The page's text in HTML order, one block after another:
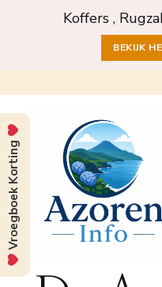
Koffers ,
BEKIJK
Vroegboek Korting